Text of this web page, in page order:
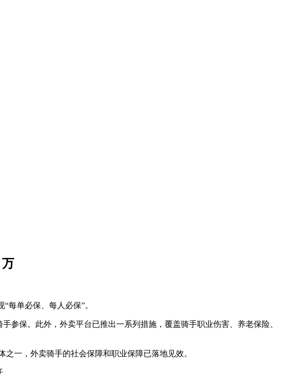
每单必保、每人必保”。
参保。此外，外卖平台已推出一系列措施，覆盖骑手职业伤害、养老保险、
一，外卖骑手的社会保障和职业保障已落地见效。